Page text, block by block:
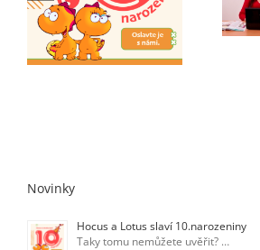
Novinky
Hocus a Lotus slaví 10.narozeniny
Taky tomu nemůžete uvěřit? …